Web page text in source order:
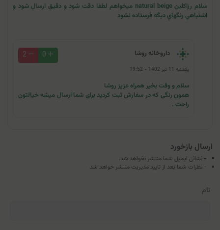
سلام رزاكلين natural beige ميخواهم لطفا دقت شود و دقيق ارسال شود و
اشتباهي رنگهاي ديگه فرستاده نشود
داروخانه روشا 0
2
یکشنبه 11 تیر 1402 - 19:52
سلام و وقت بخیر همراه عزیز روشا
همون رنگی که در سفارش ثبت کردید برای شما ارسال میشه خیالتون
راحت .
ارسال بازخورد
- نشانی ایمیل شما منتشر نخواهد شد.
- نظرات شما بعد از تایید مدیریت منتشر خواهد شد
نام